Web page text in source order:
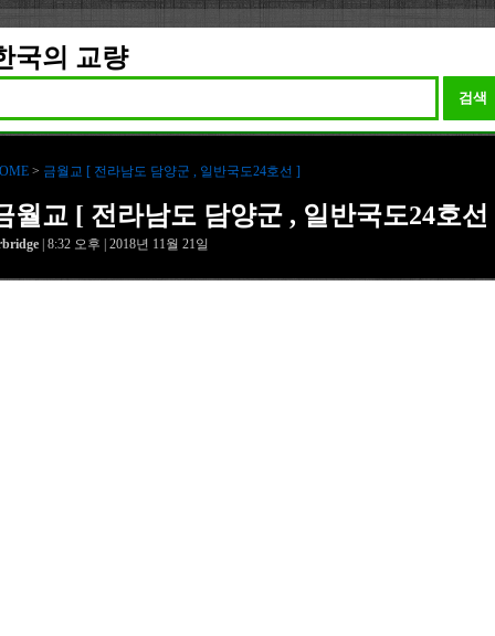
국의 교량
검색
> 금월교 [ 전라남도 담양군 , 일반국도24호선 ]
월교 [ 전라남도 담양군 , 일반국도24호선
| 8:32 오후 | 2018년 11월 21일